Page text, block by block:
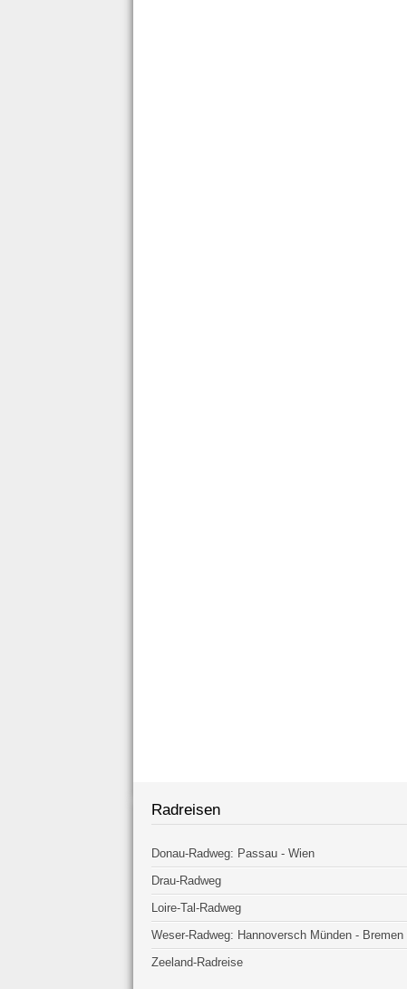
Radreisen
Donau-Radweg: Passau - Wien
Drau-Radweg
Loire-Tal-Radweg
Weser-Radweg: Hannoversch Münden - Bremen
Zeeland-Radreise